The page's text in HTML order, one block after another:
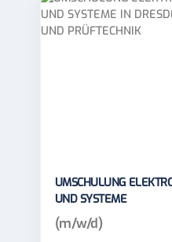
UMSCHULUNG
UND SYSTEME
(m/w/d)